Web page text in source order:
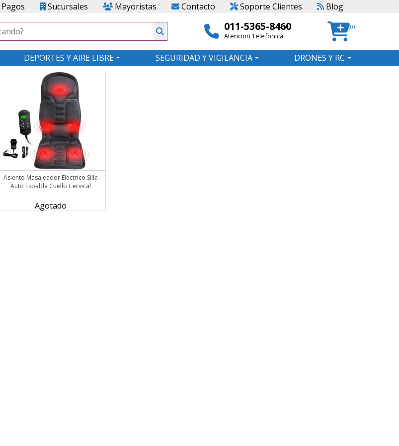
Pagos Sucursales Mayoristas Contacto Soporte Clientes Blog
011-5365-8460
Atencion Telefonica
(0)
DEPORTES Y AIRE LIBRE SEGURIDAD Y VIGILANCIA DRONES Y RC
Asiento Masajeador Electrico Silla
Auto Espalda Cuello Cervical
Agotado